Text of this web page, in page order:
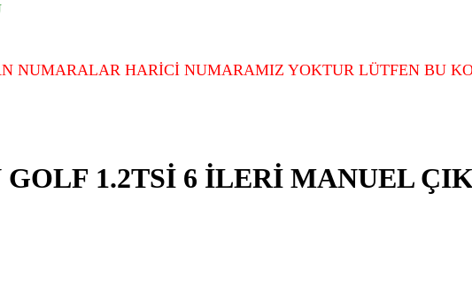
NUMARALAR HARİCİ NUMARAMIZ YOKTUR LÜTFEN BU
GOLF 1.2TSİ 6 İLERİ MANUEL